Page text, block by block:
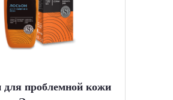
для проблемной кожи